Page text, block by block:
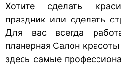
Хотите сделать
праздник или сделать
Для вас всегда
планерная Салон
здесь самые